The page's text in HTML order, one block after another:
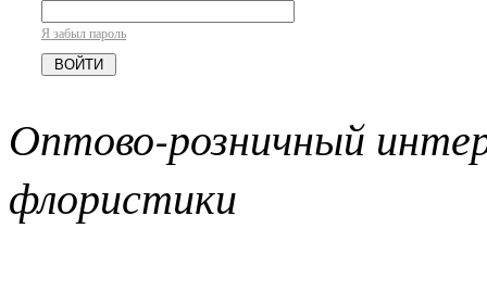
Я забыл пароль
Оптово-розничный
флористики